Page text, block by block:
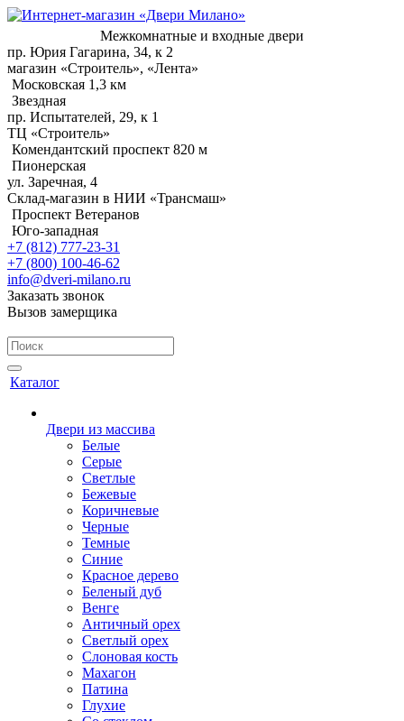
Межкомнатные и входные двери
пр. Юрия Гагарина, 34, к 2
магазин «Строитель», «Лента»
Московская 1,3 км
Звездная
пр. Испытателей, 29, к 1
ТЦ «Строитель»
Комендантский проспект 820 м
Пионерская
ул. Заречная, 4
Склад-магазин в НИИ «Трансмаш»
Проспект Ветеранов
Юго-западная
+7 (812) 777-23-31
+7 (800) 100-46-62
info@dveri-milano.ru
Заказать звонок
Вызов замерщика
Каталог
Двери из массива
Белые
Серые
Светлые
Бежевые
Коричневые
Черные
Темные
Синие
Красное дерево
Беленый дуб
Венге
Античный орех
Светлый орех
Слоновая кость
Махагон
Патина
Глухие